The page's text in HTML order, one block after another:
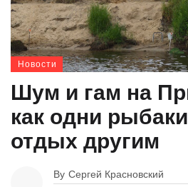
Новости
Шум и гам на
как одни
отдых другим
By Сергей Красновский